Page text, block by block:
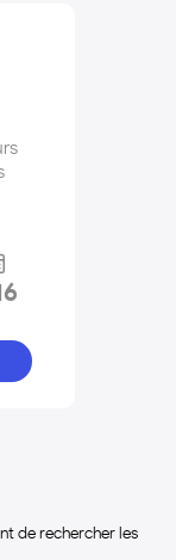
de rechercher les